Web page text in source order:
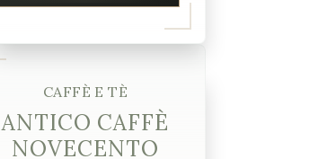
CAFFÈ E TÈ
ANTICO CAFFÈ
NOVECENTO